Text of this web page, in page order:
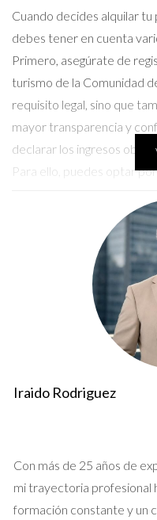
Cuando decides alquilar
debes tener en cuenta
Primero, asegúrate de
turismo de la Comunidad
requisito legal, sino que
mayor transparencia y
declarar los ingresos
Para ello, puedes optar
de ingresos y gastos que
directa, podrás deducir
incluso una parte
deberás presentar el
IVA y el modelo 130 para
riguroso de tus ingresos y
y evitará sorpresas
Caso Práctico 2:
los propietarios
declaran como
importante que firmes un
Iraido Rodriguez
Con más de 25 años de
mi trayectoria profesional
formación constante y un